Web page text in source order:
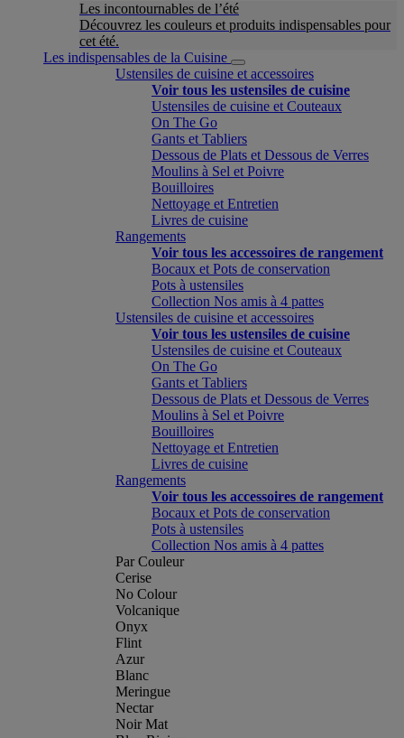
Les incontournables de l’été
Découvrez les couleurs et produits indispensables pour
cet été.
Les indispensables de la Cuisine
Ustensiles de cuisine et accessoires
Voir tous les ustensiles de cuisine
Ustensiles de cuisine et Couteaux
On The Go
Gants et Tabliers
Dessous de Plats et Dessous de Verres
Moulins à Sel et Poivre
Bouilloires
Nettoyage et Entretien
Livres de cuisine
Rangements
Voir tous les accessoires de rangement
Bocaux et Pots de conservation
Pots à ustensiles
Collection Nos amis à 4 pattes
Ustensiles de cuisine et accessoires
Voir tous les ustensiles de cuisine
Ustensiles de cuisine et Couteaux
On The Go
Gants et Tabliers
Dessous de Plats et Dessous de Verres
Moulins à Sel et Poivre
Bouilloires
Nettoyage et Entretien
Livres de cuisine
Rangements
Voir tous les accessoires de rangement
Bocaux et Pots de conservation
Pots à ustensiles
Collection Nos amis à 4 pattes
Par Couleur
Cerise
No Colour
Volcanique
Onyx
Flint
Azur
Blanc
Meringue
Nectar
Noir Mat